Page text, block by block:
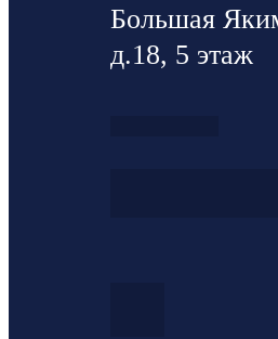
Большая
д.18, 5 этаж